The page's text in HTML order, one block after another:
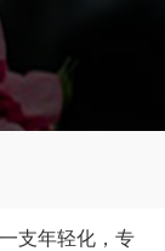
支年轻化，专